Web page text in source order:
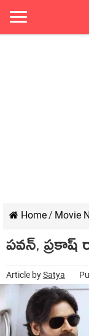
Home/ Movie
పవన్,
Article bySatya